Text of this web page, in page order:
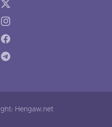
Hengaw.net